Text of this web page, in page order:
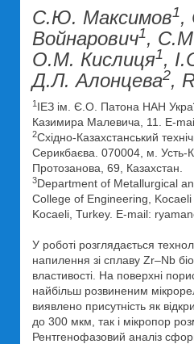
С.Ю. Максимов1,
Войнарович1,
О.М. Кислиця1,
Д.Л. Алонцева2,
1 ІЕЗ ім. Є.О. Патона НАН
Казимира Малевича, 11. E-
2Східно-Казахстанський
Серикбаєва. 070004, м. Усть-
Протозанова, 69, Казахстан.
3Department of Metallurgical
College of Engineering, Kocaeli
Kocaeli, Turkey. E-mail:
У роботі розглядається
напилення зі сплаву Zr–Nb
властивості. На поверхні
найбільш розвиненим
виявлено присутність як
до 300 мкм, так і мікропор
Рентгенофазовий аналіз